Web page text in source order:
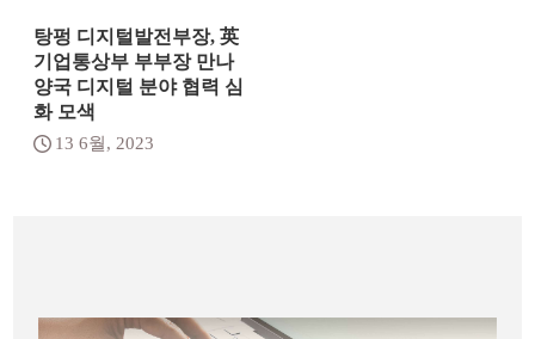
탕펑 디지털발전부장, 英
기업통상부 부부장 만나
양국 디지털 분야 협력 심
화 모색
13 6월, 2023